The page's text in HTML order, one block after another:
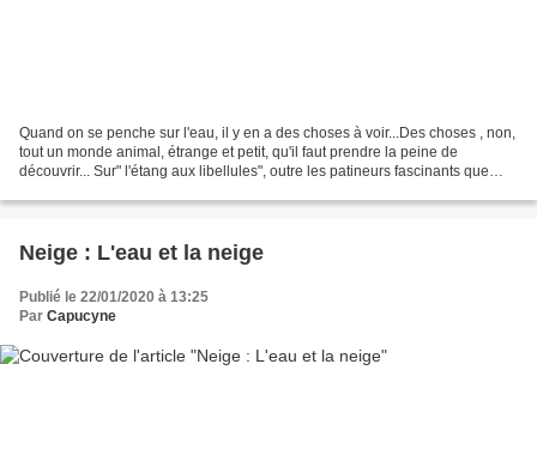
Quand on se penche sur l'eau, il y en a des choses à voir...Des choses , non,
tout un monde animal, étrange et petit, qu'il faut prendre la peine de
découvrir... Sur" l'étang aux libellules", outre les patineurs fascinants que
Neige : L'eau et la neige
Publié le 22/01/2020 à 13:25
Par Capucyne